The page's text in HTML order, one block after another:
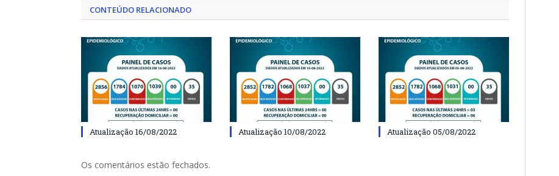
CONTEÚDO RELACIONADO
Atualização 16/08/2022 Atualização 10/08/2022 Atualização 05/08/2022
Os comentários estão fechados.